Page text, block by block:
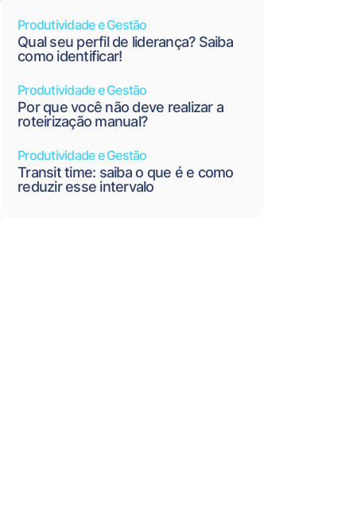
Produtividade e Gestão
Qual seu perfil de liderança? Saiba
como identificar!
Produtividade e Gestão
Por que você não deve realizar a
roteirização manual?
Produtividade e Gestão
Transit time: saiba o que é e como
reduzir esse intervalo